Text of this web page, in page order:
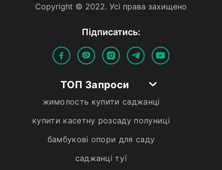
Copyright © 2022. Усi права захищено
Пiдписатись:
ТОП Запроси
жимолость купити саджанці
купити касетну розсаду полуниці
бамбукові опори для саду
саджанці туї